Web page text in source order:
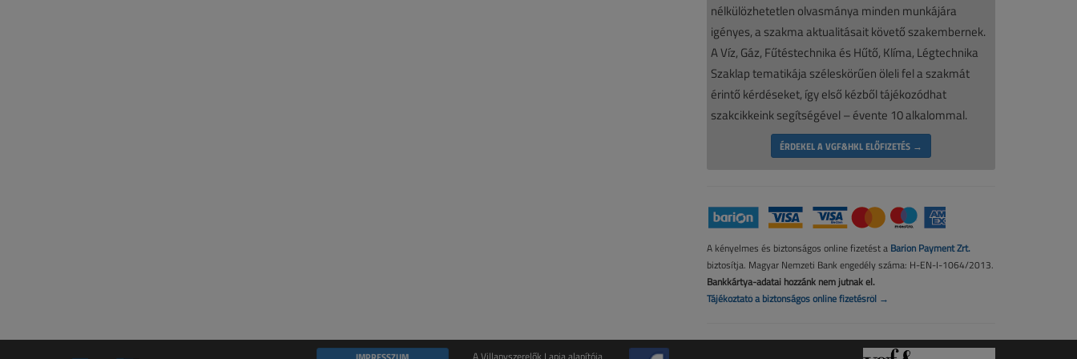
nélkülözhetetlen olvasmánya minden munkájára
igényes, a szakma aktualitásait követő szakembernek.
A Víz, Gáz, Fűtéstechnika és Hűtő, Klíma, Légtechnika
Szaklap tematikája széleskörűen öleli fel a szakmát
érintő kérdéseket, így első kézből tájékozódhat
szakcikkeink segítségével – évente 10 alkalommal.
ÉRDEKEL A VGF&HKL ELŐFIZETÉS →
A kényelmes és biztonságos online fizetést a Barion Payment Zrt.
biztosítja. Magyar Nemzeti Bank engedély száma: H-EN-I-1064/2013.
Bankkártya-adatai hozzánk nem jutnak el.
Tájékoztató a biztonságos online fizetésről →
A Villanyszerelők Lapja alapítója